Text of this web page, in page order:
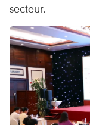
secteur.